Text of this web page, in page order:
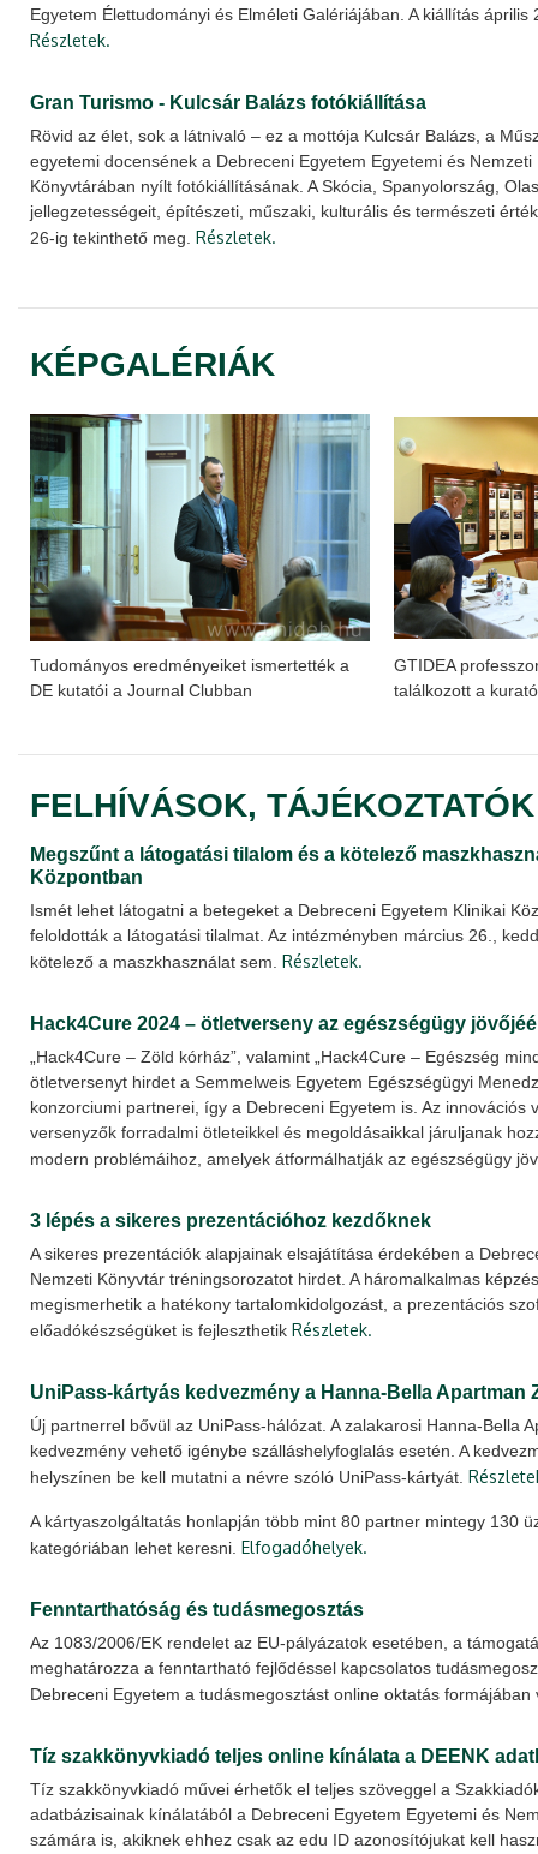
Egyetem Élettudományi és Elméleti Galériájában. A kiállítás április
Részletek.
Gran Turismo - Kulcsár Balázs fotókiállítása
Rövid az élet, sok a látnivaló – ez a mottója Kulcsár Balázs, a
egyetemi docensének a Debreceni Egyetem Egyetemi és Nemzeti
Könyvtárában nyílt fotókiállításának. A Skócia, Spanyolország,
jellegzetességeit, építészeti, műszaki, kulturális és természeti
26-ig tekinthető meg. Részletek.
KÉPGALÉRIÁK
Tudományos eredményeiket ismertették a
DE kutatói a Journal Clubban
GTIDEA
találkozott a
FELHÍVÁSOK, TÁJÉKOZTATÓK
Megszűnt a látogatási tilalom és a kötelező
Központban
Ismét lehet látogatni a betegeket a Debreceni Egyetem Klinikai
feloldották a látogatási tilalmat. Az intézményben március 26.,
kötelező a maszkhasználat sem. Részletek.
Hack4Cure 2024 – ötletverseny az egészségügy
„Hack4Cure – Zöld kórház”, valamint „Hack4Cure – Egészség
ötletversenyt hirdet a Semmelweis Egyetem Egészségügyi
konzorciumi partnerei, így a Debreceni Egyetem is. Az innovációs
versenyzők forradalmi ötleteikkel és megoldásaikkal járuljanak
modern problémáihoz, amelyek átformálhatják az egészségügy
3 lépés a sikeres prezentációhoz kezdőknek
A sikeres prezentációk alapjainak elsajátítása érdekében a
Nemzeti Könyvtár tréningsorozatot hirdet. A háromalkalmas
megismerhetik a hatékony tartalomkidolgozást, a prezentációs
előadókészségüket is fejleszthetik Részletek.
UniPass-kártyás kedvezmény a Hanna-Bella Apartman
Új partnerrel bővül az UniPass-hálózat. A zalakarosi Hanna-Bella
kedvezmény vehető igénybe szálláshelyfoglalás esetén. A
helyszínen be kell mutatni a névre szóló UniPass-kártyát.
A kártyaszolgáltatás honlapján több mint 80 partner mintegy 130
kategóriában lehet keresni. Elfogadóhelyek.
Fenntarthatóság és tudásmegosztás
Az 1083/2006/EK rendelet az EU-pályázatok esetében, a
meghatározza a fenntartható fejlődéssel kapcsolatos
Debreceni Egyetem a tudásmegosztást online oktatás
Tíz szakkönyvkiadó teljes online kínálata a DEENK
Tíz szakkönyvkiadó művei érhetők el teljes szöveggel a
adatbázisainak kínálatából a Debreceni Egyetem Egyetemi és
számára is, akiknek ehhez csak az edu ID azonosítójukat kell